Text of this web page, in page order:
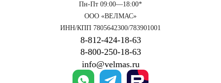
Пн-Пт 09:00—18:00*
ООО «ВЕЛМАС»
ИНН/КПП 7805642300/783901001
8‑812‑424‑18‑63
8‑800‑250‑18‑63
info@velmas.ru